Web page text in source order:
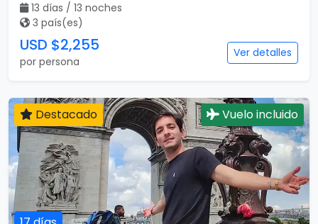
13 días / 13 noches
3 país(es)
USD $2,255
por persona
Ver detalles
Destacado Vuelo incluido